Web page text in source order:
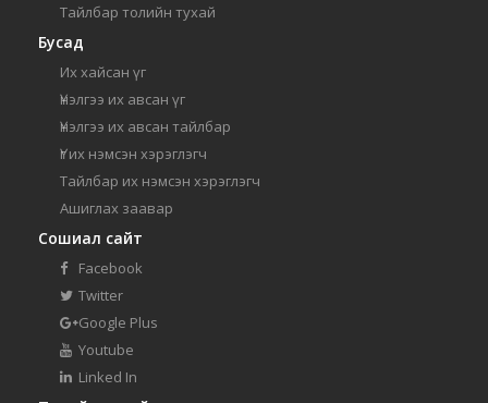
Тайлбар толийн тухай
Бусад
Их хайсан үг
Үнэлгээ их авсан үг
Үнэлгээ их авсан тайлбар
Үг их нэмсэн хэрэглэгч
Тайлбар их нэмсэн хэрэглэгч
Ашиглах заавар
Сошиал сайт
Facebook
Twitter
Google Plus
Youtube
Linked In